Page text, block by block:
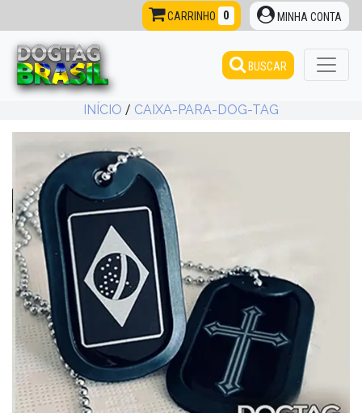
CARRINHO 0 MINHA CONTA
BUSCAR
INÍCIO / CAIXA-PARA-DOG-TAG